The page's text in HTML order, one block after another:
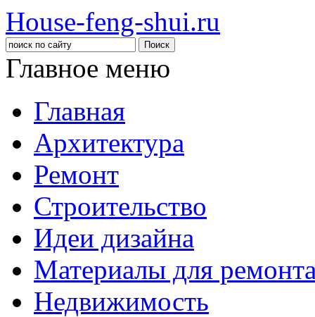
House-feng-shui.ru
Главное меню
Главная
Архитектура
Ремонт
Строительство
Идеи дизайна
Материалы для
Недвижимость